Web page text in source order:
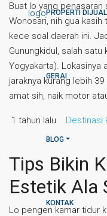
PROPERTI DIJUAL
GERAI
BLOG
KONTAK
Buat lo yang
Wonosari, nih gua
kece soal daerah ini.
Gunungkidul, salah
Yogyakarta). Lokasinya
jaraknya kurang lebih
amat sih, naik motor
1 tahun lalu Destinasi
Tips Bikin
Estetik Ala
Lo pengen kamar tidur